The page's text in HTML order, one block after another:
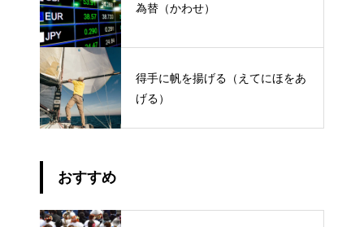
為替（かわせ）
得手に帆を揚げる（えてにほをあ
げる）
おすすめ